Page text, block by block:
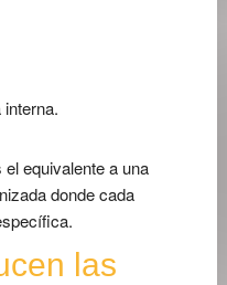
equivalente a una
donde cada
las